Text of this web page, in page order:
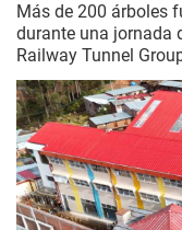
Más de 200 árboles
durante una jornada
Railway Tunnel